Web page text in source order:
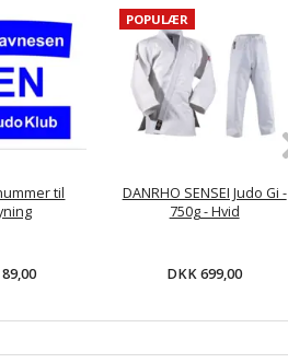
til
POPULÆR
DANRHO SENSEI Judo Gi -
750g - Hvid
DKK 699,00